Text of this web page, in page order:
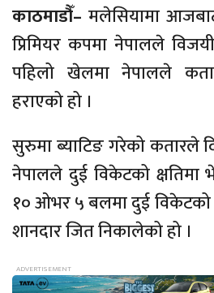
काठमाडौँ– मलेसियामा
प्रिमियर कपमा नेपालले
पहिलो खेलमा नेपालले
हराएको हो ।
सुरुमा ब्याटिङ गरेको कतारले
नेपालले दुई विकेटको क्षतिमा
१० ओभर ५ बलमा दुई विकेटको
शानदार जित निकालेको हो ।